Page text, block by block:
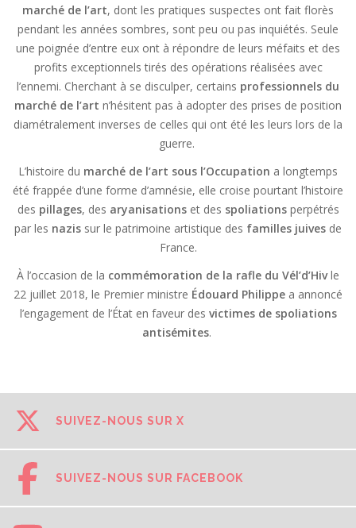
marché de l’art, dont les pratiques suspectes ont fait florès
pendant les années sombres, sont peu ou pas inquiétés. Seule
une poignée d’entre eux ont à répondre de leurs méfaits et des
profits exceptionnels tirés des opérations réalisées avec
l’ennemi. Cherchant à se disculper, certains professionnels du
marché de l’art n’hésitent pas à adopter des prises de position
diamétralement inverses de celles qui ont été les leurs lors de la
guerre.
L’histoire du marché de l’art sous l’Occupation a longtemps
été frappée d’une forme d’amnésie, elle croise pourtant l’histoire
des pillages, des aryanisationset des spoliationsperpétrés
par les nazis sur le patrimoine artistique des familles juives de
France.
À l’occasion de la commémoration de la rafle du Vél’d’Hivle
22 juillet 2018, le Premier ministre Édouard Philippe a annoncé
l’engagement de l’État en faveur des victimes de spoliations
antisémites.
SUIVEZ-NOUS SUR X
SUIVEZ-NOUS SUR FACEBOOK